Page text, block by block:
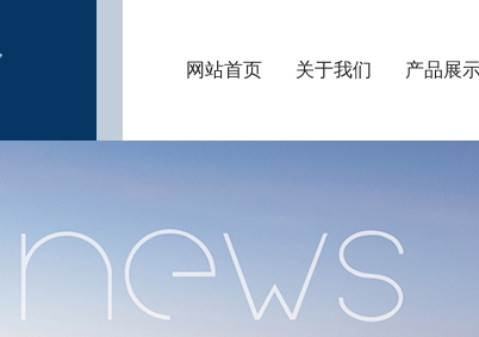
网站首页 关于我们 产品展